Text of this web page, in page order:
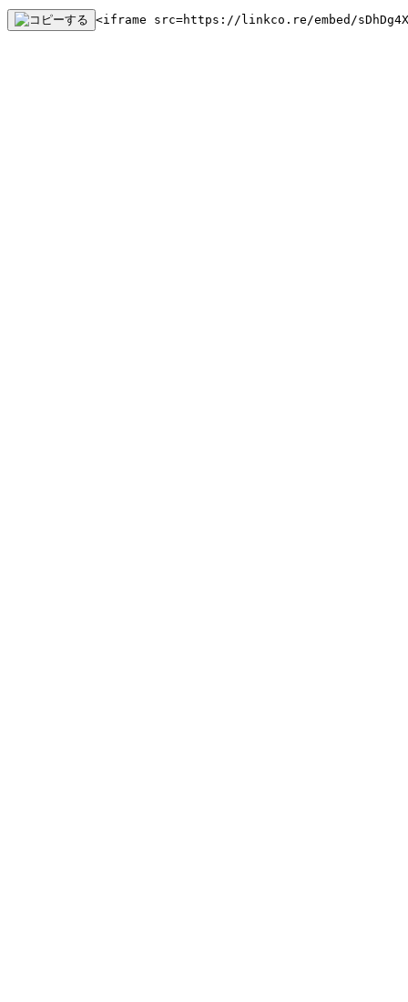
<iframe src=https://linkco.re/embed/